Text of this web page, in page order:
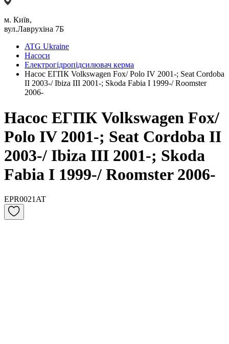
м. Київ,
вул.Лаврухіна 7Б
ATG Ukraine
Насоси
Електрогідропідсилювач керма
Насос ЕГПК Volkswagen Fox/ Polo IV 2001-; Seat Cordoba
II 2003-/ Ibiza III 2001-; Skoda Fabia I 1999-/ Roomster
2006-
Насос ЕГПК Volkswagen Fox/
Polo IV 2001-; Seat Cordoba II
2003-/ Ibiza III 2001-; Skoda
Fabia I 1999-/ Roomster 2006-
EPR0021AT